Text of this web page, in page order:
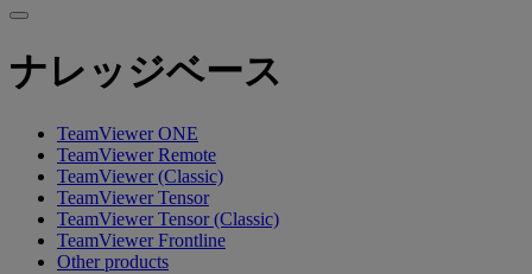
ナレッジベース
TeamViewer ONE
TeamViewer Remote
TeamViewer (Classic)
TeamViewer Tensor
TeamViewer Tensor (Classic)
TeamViewer Frontline
Other products